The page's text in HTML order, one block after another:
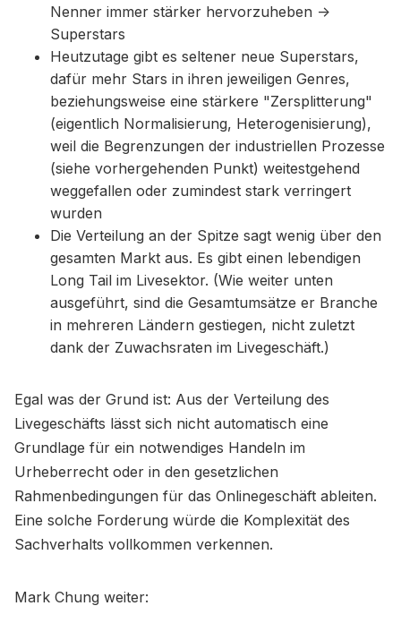
Nenner immer stärker hervorzuheben ->
Superstars
Heutzutage gibt es seltener neue Superstars,
dafür mehr Stars in ihren jeweiligen Genres,
beziehungsweise eine stärkere "Zersplitterung"
(eigentlich Normalisierung, Heterogenisierung),
weil die Begrenzungen der industriellen Prozesse
(siehe vorhergehenden Punkt) weitestgehend
weggefallen oder zumindest stark verringert
wurden
Die Verteilung an der Spitze sagt wenig über den
gesamten Markt aus. Es gibt einen lebendigen
Long Tail im Livesektor. (Wie weiter unten
ausgeführt, sind die Gesamtumsätze er Branche
in mehreren Ländern gestiegen, nicht zuletzt
dank der Zuwachsraten im Livegeschäft.)
Egal was der Grund ist: Aus der Verteilung des
Livegeschäfts lässt sich nicht automatisch eine
Grundlage für ein notwendiges Handeln im
Urheberrecht oder in den gesetzlichen
Rahmenbedingungen für das Onlinegeschäft ableiten.
Eine solche Forderung würde die Komplexität des
Sachverhalts vollkommen verkennen.
Mark Chung weiter: